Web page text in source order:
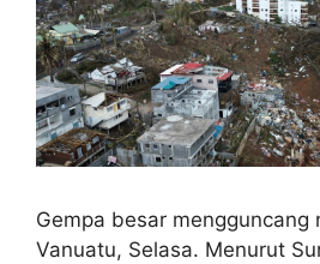
Gempa besar mengguncang
Vanuatu, Selasa. Menurut